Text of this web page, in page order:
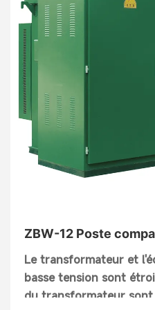
que prise de
ZBW-12 Poste
américain)
Le transformateur et
basse tension sont
du transformateur sont